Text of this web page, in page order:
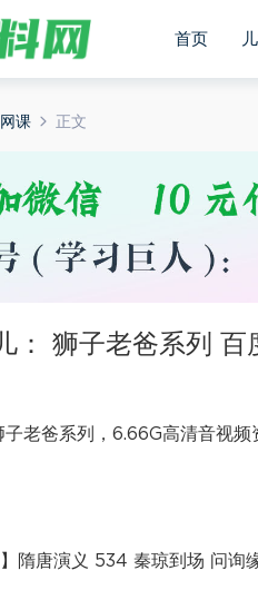
首页
课 正文
： 狮子老爸系列 百
老爸系列，6.66G高清音视频
】隋唐演义 534 秦琼到场 问询